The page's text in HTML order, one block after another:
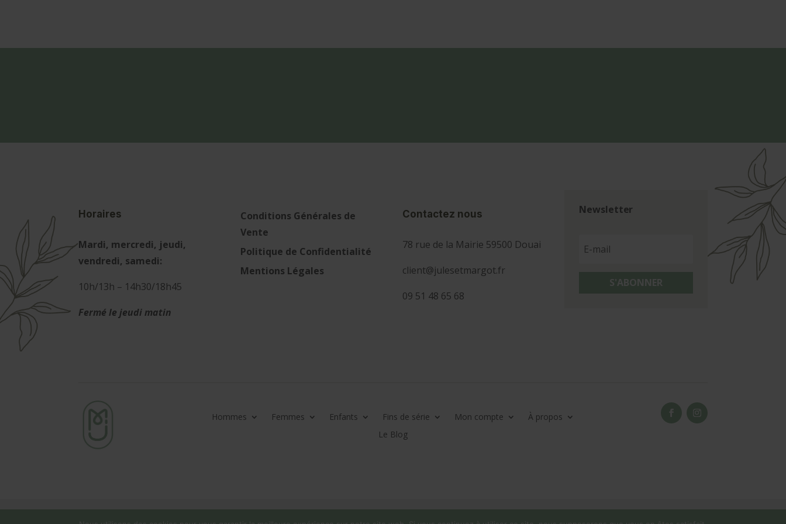
Horaires
Mardi, mercredi, jeudi,
vendredi, samedi:
10h/13h – 14h30/18h45
Fermé le jeudi matin
Conditions Générales de
Vente
Politique de Confidentialité
Mentions Légales
Contactez nous
78 rue de la Mairie 59500 Douai
client@julesetmargot.fr
09 51 48 65 68
Newsletter
S'ABONNER
Hommes Femmes Enfants Fins de série Mon compte
À propos
Le Blog